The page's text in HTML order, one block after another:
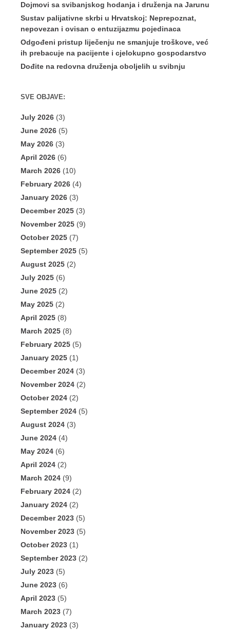
Dojmovi sa svibanjskog hodanja i druženja na Jarunu
Sustav palijativne skrbi u Hrvatskoj: Neprepoznat,
nepovezan i ovisan o entuzijazmu pojedinaca
Odgođeni pristup liječenju ne smanjuje troškove, već
ih prebacuje na pacijente i cjelokupno gospodarstvo
Dođite na redovna druženja oboljelih u svibnju
SVE OBJAVE:
July 2026 (3)
June 2026 (5)
May 2026 (3)
April 2026 (6)
March 2026 (10)
February 2026 (4)
January 2026 (3)
December 2025 (3)
November 2025 (9)
October 2025 (7)
September 2025 (5)
August 2025 (2)
July 2025 (6)
June 2025 (2)
May 2025 (2)
April 2025 (8)
March 2025 (8)
February 2025 (5)
January 2025 (1)
December 2024 (3)
November 2024 (2)
October 2024 (2)
September 2024 (5)
August 2024 (3)
June 2024 (4)
May 2024 (6)
April 2024 (2)
March 2024 (9)
February 2024 (2)
January 2024 (2)
December 2023 (5)
November 2023 (5)
October 2023 (1)
September 2023 (2)
July 2023 (5)
June 2023 (6)
April 2023 (5)
March 2023 (7)
January 2023 (3)